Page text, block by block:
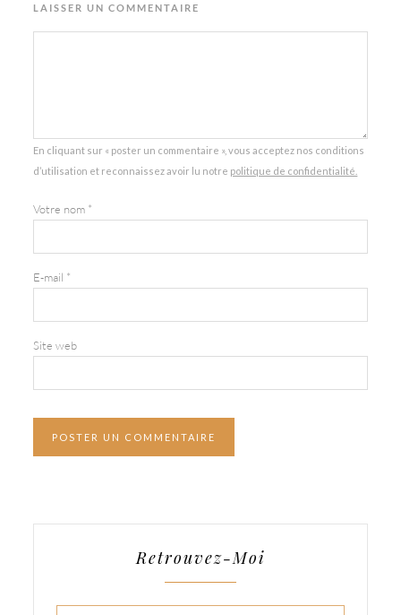
LAISSER UN COMMENTAIRE
En cliquant sur « poster un commentaire », vous acceptez nos conditions
d’utilisation et reconnaissez avoir lu notre politique de confidentialité.
Votre nom *
E-mail *
Site web
Retrouvez-Moi